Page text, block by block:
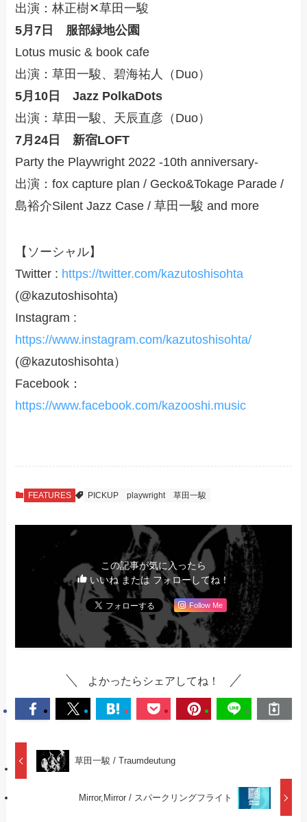
出演：林正樹✕草田一駿
5月7日 服部緑地公園
Lotus music & book cafe
出演：草田一駿、碧海祐人（Duo）
5月10日 Jazz PolkaDots
出演：草田一駿、天辰直彦（Duo）
7月24日 新宿LOFT
Party the Playwright 2022 -10th anniversary-
出演：fox capture plan / Gecko&Tokage Parade /
島裕介Silent Jazz Case / 草田一駿 and more
【ソーシャル】
Twitter : https://twitter.com/kazutoshisohta
(@kazutoshisohta)
Instagram :
https://www.instagram.com/kazutoshisohta/
(@kazutoshisohta）
Facebook：
https://www.facebook.com/kazooshi.music
FEATURES PICKUP playwright 草田一駿
この記事が気に入ったら
いいね または フォローしてね！
Follow Me
よかったらシェアしてね！
草田一駿 / Traumdeutung
Mirror,Mirror / スパークリングフライト